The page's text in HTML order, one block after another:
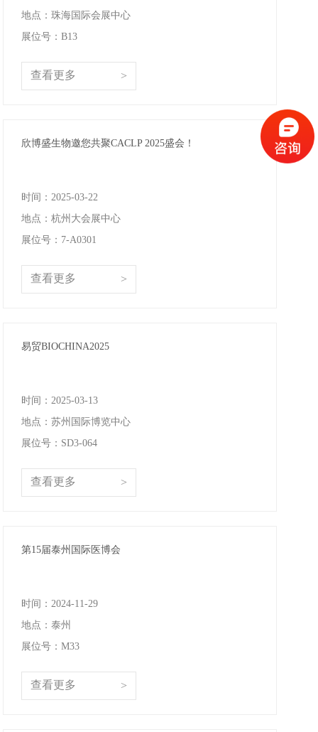
地点：珠海国际会展中心
展位号：B13
查看更多 >
欣博盛生物邀您共聚CACLP 2025盛会！
时间：2025-03-22
地点：杭州大会展中心
展位号：7-A0301
查看更多 >
易贸BIOCHINA2025
时间：2025-03-13
地点：苏州国际博览中心
展位号：SD3-064
查看更多 >
第15届泰州国际医博会
时间：2024-11-29
地点：泰州
展位号：M33
查看更多 >